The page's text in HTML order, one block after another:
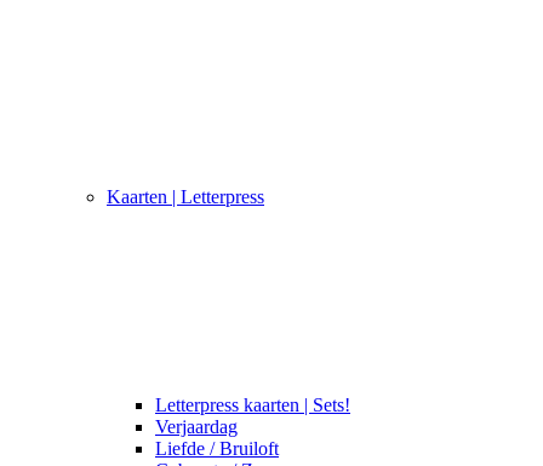
Kaarten | Letterpress
Letterpress kaarten | Sets!
Verjaardag
Liefde / Bruiloft